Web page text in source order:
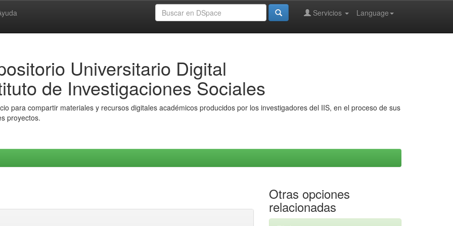
Language
Servicios
Universitario Digital
de Investigaciones Sociales
para compartir materiales y recursos digitales académicos producidos por los investigadores del IIS, en el proceso de sus
proyectos.
Otras opciones
relacionadas